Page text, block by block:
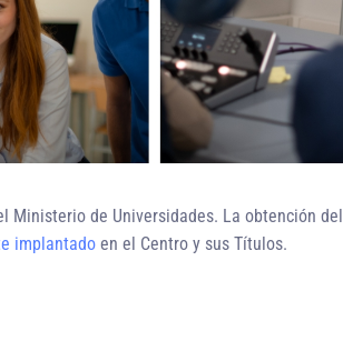
Ministerio de Universidades. La obtención del
implantadoen el Centro y sus Títulos.